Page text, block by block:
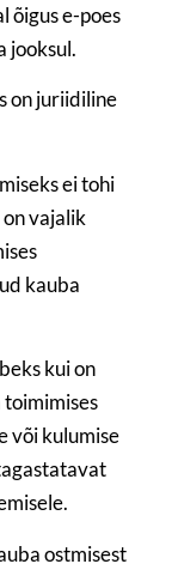
õigus e-poes
jooksul.
on juriidiline
ei tohi
vajalik
kauba
kui on
toimimises
või kulumise
ostmisest